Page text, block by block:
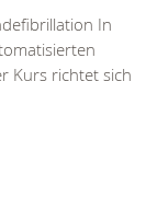
In
Kurs richtet sich